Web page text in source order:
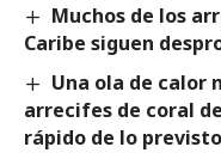
Muchos de los
Caribe siguen
Una ola de calor
arrecifes de coral
rápido de lo